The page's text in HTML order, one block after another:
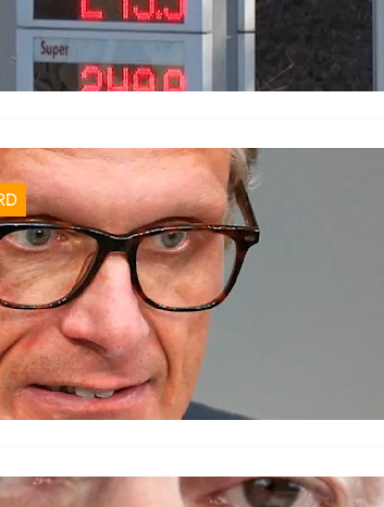
an den Zapfsäulen weiter abgezockt werden, herrscht
des Finanzkapitals, die sich besonders stark mit
von Drogenjunkies im Bundestag kommt immer
ein Bundestagsabgeordneter der Grünen, wurde